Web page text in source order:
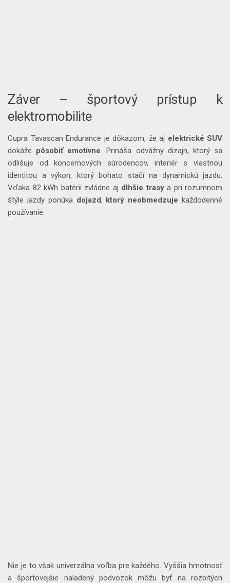
Záver – športový prístup k
elektromobilite
Cupra Tavascan Endurance je dôkazom, že aj elektrické SUV
dokáže pôsobiť emotívne. Prináša odvážny dizajn, ktorý sa
odlišuje od koncernových súrodencov, interiér s vlastnou
identitou a výkon, ktorý bohato stačí na dynamickú jazdu.
Vďaka 82 kWh batérii zvládne aj dlhšie trasya pri rozumnom
štýle jazdy ponúka dojazd, ktorý neobmedzuje každodenné
používanie.
Nie je to však univerzálna voľba pre každého. Vyššia hmotnosť
a športovejšie naladený podvozok môžu byť na rozbitých